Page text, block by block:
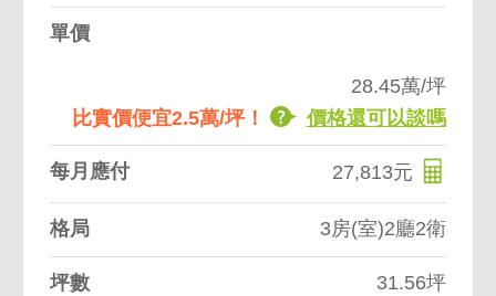
單價
28.45萬/坪
比實價便宜2.5萬/坪！
價格還可以談嗎
每月應付 27,813元
格局 3房(室)2廳2衛
坪數 31.56坪